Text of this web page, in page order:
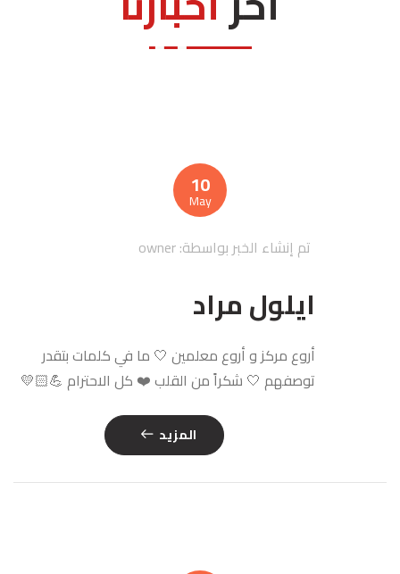
10
May
تم إنشاء الخبر بواسطة:
ايلول مراد
أروع مركز و أروع معلمين 🤍 ما في كلمات بتقدر
توصفهم 🤍 شكراً من القلب ❤️ كل الاحترام 💪🏻💛
المزيد